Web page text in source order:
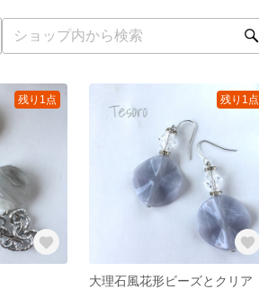
残り1点 残り1点
大理石風花形ビーズとクリア